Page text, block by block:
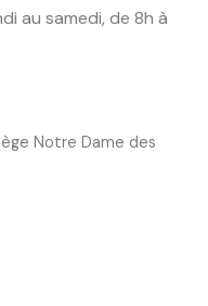
au samedi, de 8h à
Notre Dame des